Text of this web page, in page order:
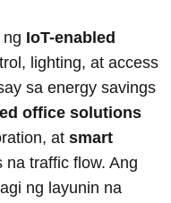
IoT-enabled
lighting, at access
sa energy savings
office solutions
at smart
na traffic flow. Ang
ng layunin na